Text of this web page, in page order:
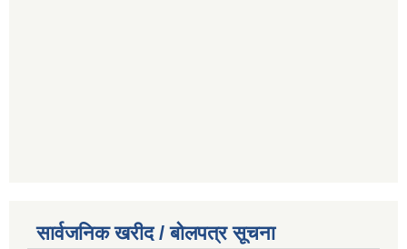
सार्वजनिक खरीद / बोलपत्र सूचना